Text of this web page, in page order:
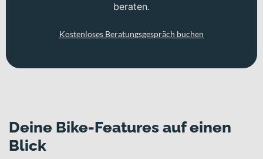
beraten.
Kostenloses Beratungsgespräch buchen
Deine Bike-Features auf einen
Blick